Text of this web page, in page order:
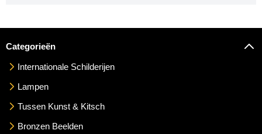
Categorieën
Internationale Schilderijen
Lampen
Tussen Kunst & Kitsch
Bronzen Beelden